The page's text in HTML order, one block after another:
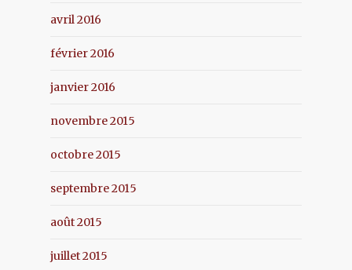
avril 2016
février 2016
janvier 2016
novembre 2015
octobre 2015
septembre 2015
août 2015
juillet 2015